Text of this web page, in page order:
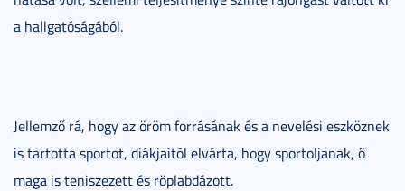
a hallgatóságából.
Jellemző rá, hogy az öröm forrásának és a nevelési eszköznek
is tartotta sportot, diákjaitól elvárta, hogy sportoljanak, ő
maga is teniszezett és röplabdázott.